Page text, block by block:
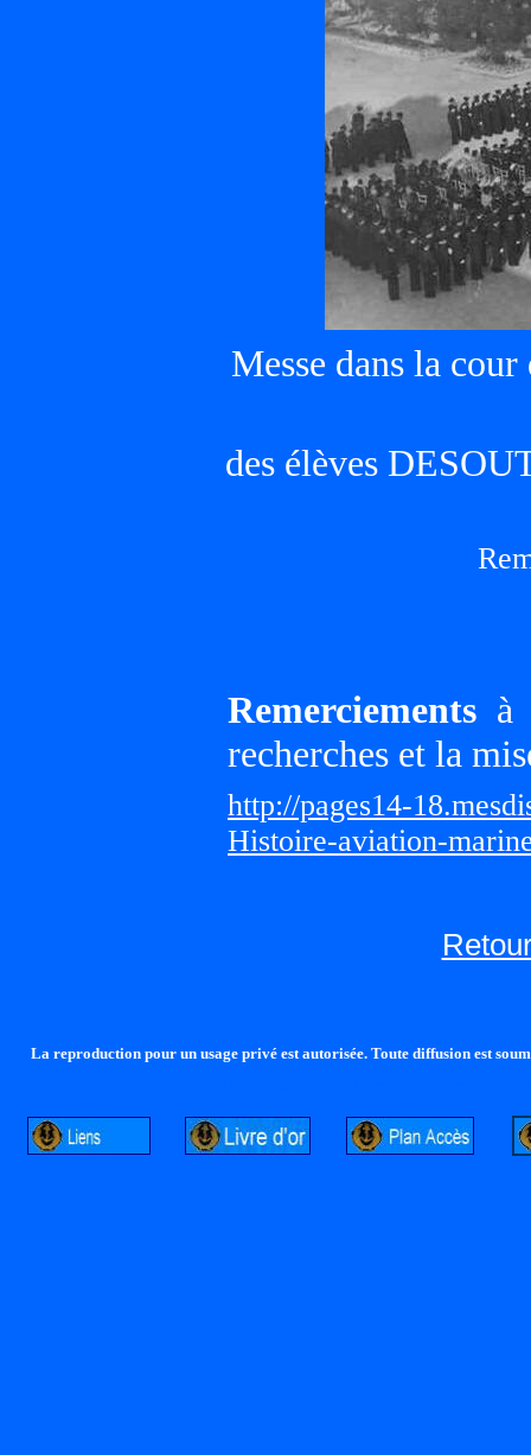
Messe dans la
des élèves
Remerciements à
recherches et la
http://pages14-
Histoire-aviation-
La reproduction pour un usage privé est autorisée. Toute diffusion est